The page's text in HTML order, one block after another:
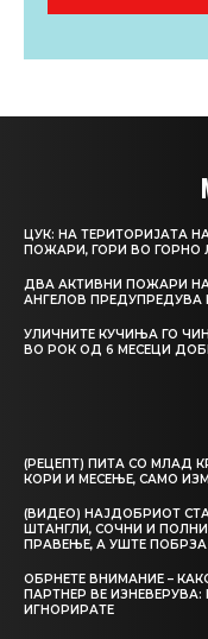
ЦУК: НА ТЕРИТОРИЈАТА
ПОЖАРИ, ГОРИ ВО ГОРНО
ДВА АКТИВНИ ПОЖАРИ
АНГЕЛОВ
УЛИЧНИТЕ КУЧИЊА ГО
ВО РОК ОД 6 МЕСЕЦИ
(РЕЦЕПТ) ПИТА СО МЛАД
КОРИ И МЕСЕЊЕ, САМО
(ВИДЕО) НАЈДОБРИОТ
ШТАНГЛИ, СОЧНИ И
ПРАВЕЊЕ, А УШТЕ
ОБРНЕТЕ ВНИМАНИЕ –
ПАРТНЕР ВЕ
ИГНОРИРАТЕ